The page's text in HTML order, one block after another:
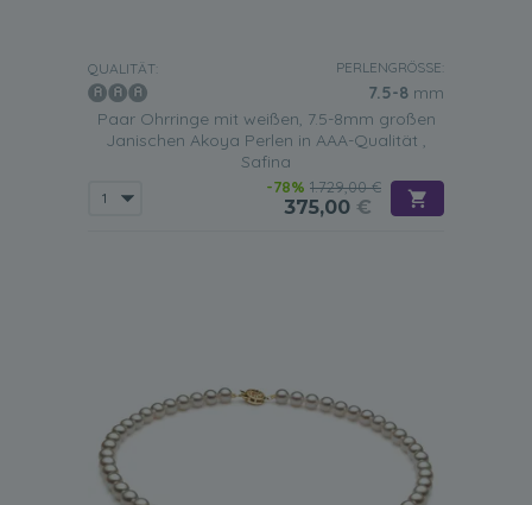
QUALITÄT: PERLENGRÖSSE:
7.5-8 mm
Paar Ohrringe mit weißen, 7.5-8mm großen
Janischen Akoya Perlen in AAA-Qualität ,
Safina
-78% 1.729,00 €
375,00 €